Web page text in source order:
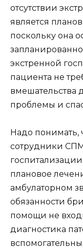
отсутствии
является
поскольку она
экстренной
пациента не
вмешательства
проблемы и
Надо понимать,
сотрудники
плановое
амбулаторном
обязанности
помощи не
диагностика